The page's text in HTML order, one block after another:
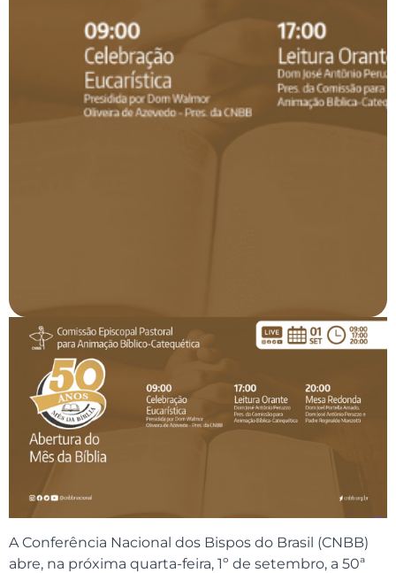
A Conferência Nacional dos Bispos do Brasil (CNBB)
abre, na próxima quarta-feira, 1º de setembro, a 50ª